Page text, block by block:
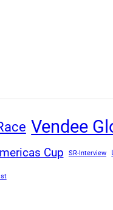
Vendee
Cup SR-Interview